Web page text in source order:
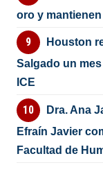
oro y
Houston
Salgado un
ICE
Dra. Ana
Efraín Javier
Facultad de